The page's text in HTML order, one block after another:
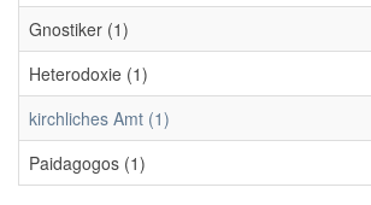
Gnostiker (1)
Heterodoxie (1)
kirchliches Amt (1)
Paidagogos (1)